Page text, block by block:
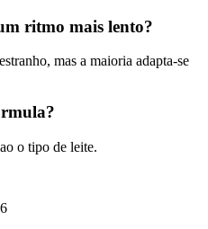
ritmo mais lento?
mas a maioria adapta-se
o tipo de leite.